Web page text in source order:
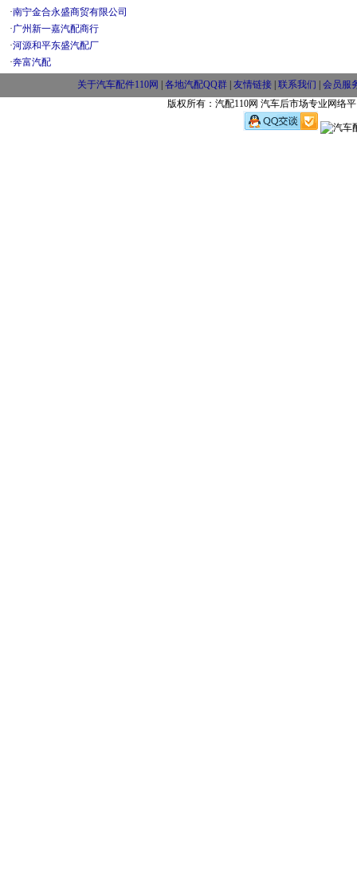
·南宁金合永盛商贸有限公司
·广州新一嘉汽配商行
·河源和平东盛汽配厂
·奔富汽配
关于汽车配件110网 各地汽配QQ群 友情链接 联系我们
会员服
版权所有：汽配110网 汽车后市场专业网络